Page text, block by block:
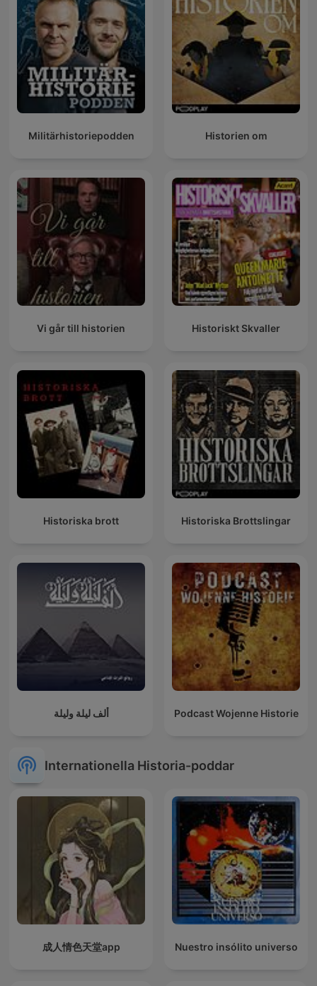
Militärhistoriepodden Historien om
Vi går till historien Historiskt Skvaller
Historiska brott Historiska Brottslingar
ألف ليلة وليلة Podcast Wojenne Historie
Internationella Historia-poddar
成人情色天堂app Nuestro insólito universo